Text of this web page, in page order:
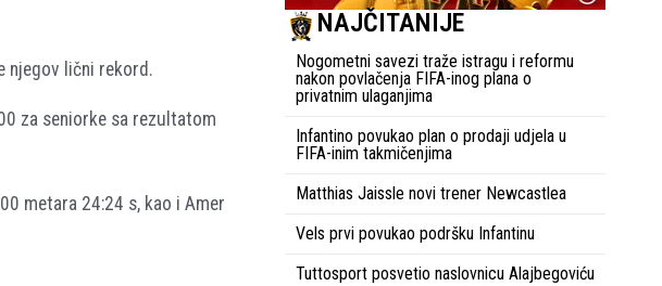
njegov lični rekord.
za seniorke sa rezultatom
metara 24:24 s, kao i Amer
NAJČITANIJE
Nogometni savezi traže istragu i reformu
nakon povlačenja FIFA-inog plana o
privatnim ulaganjima
Infantino povukao plan o prodaji udjela u
FIFA-inim takmičenjima
Matthias Jaissle novi trener Newcastlea
Vels prvi povukao podršku Infantinu
Tuttosport posvetio naslovnicu Alajbegoviću